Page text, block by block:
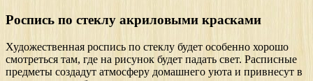
Роспись по стеклу акриловыми красками
Художественная роспись по стеклу будет особенно хорошо
смотреться там, где на рисунок будет падать свет. Расписные
предметы создадут атмосферу домашнего уюта и привнесут в